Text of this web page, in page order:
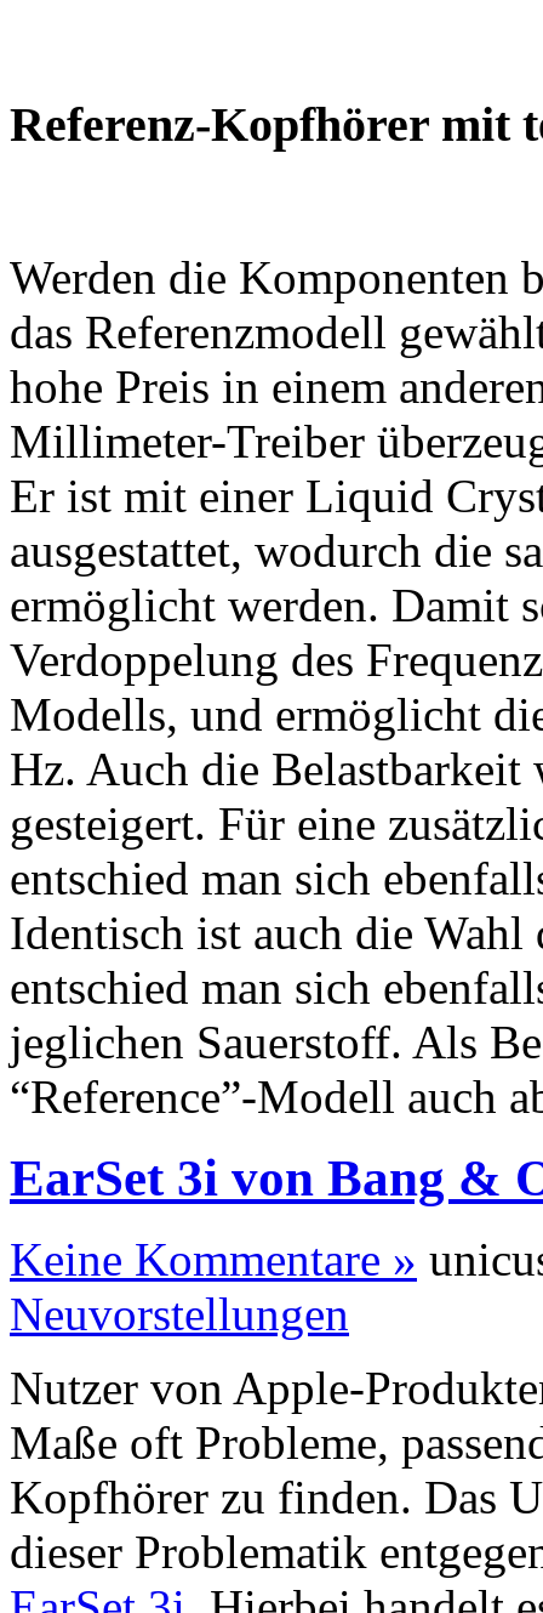
Referenz-Kopfhörer mit
Werden die Komponenten
das Referenzmodell
hohe Preis in einem
Millimeter-Treiber
Er ist mit einer Liquid
ausgestattet, wodurch die
ermöglicht werden. Damit
Verdoppelung des
Modells, und ermöglicht
Hz. Auch die
gesteigert. Für eine
entschied man sich
Identisch ist auch die
entschied man sich
jeglichen Sauerstoff. Als
“Reference”-Modell auch
EarSet 3i von Bang &
Keine Kommentare »
Neuvorstellungen
Nutzer von Apple-
Maße oft Probleme,
Kopfhörer zu finden. Das
dieser Problematik